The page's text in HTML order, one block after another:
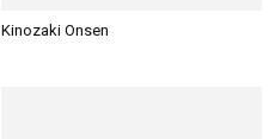
Kinozaki Onsen